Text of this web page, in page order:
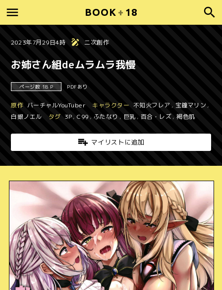
BOOK + 18
2023年7月29日4時 二次創作
お姉さん組deムラムラ我慢
ページ数 18 P PDFあり
原作 バーチャルYouTuber キャラクター 不知火フレア , 宝鐘マリン ,
白銀ノエル
タグ 3P,C99 , ふたなり , 巨乳 , 百合・レズ,褐色肌
マイリストに追加